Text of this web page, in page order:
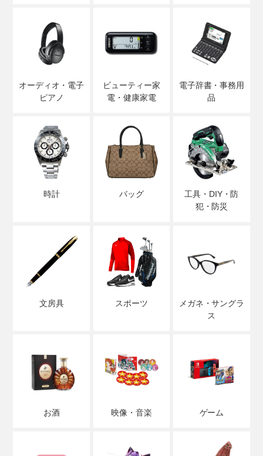
オーディオ・電子
ピアノ
ビューティー家
電・健康家電
電子辞書・事務用
品
時計 バッグ
工具・DIY・防
犯・防災
文房具 スポーツ
メガネ・サングラ
ス
お酒 映像・音楽 ゲーム